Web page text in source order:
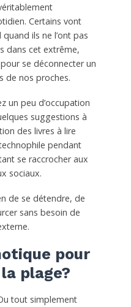
Certains vont
ils ne l’ont pas
dans cet extrême,
se déconnecter un
de nos proches.
un peu d’occupation
suggestions à
des livres à lire
pendant
se raccrocher aux
sociaux.
de se détendre, de
sans besoin de
pour
plage?
tout simplement